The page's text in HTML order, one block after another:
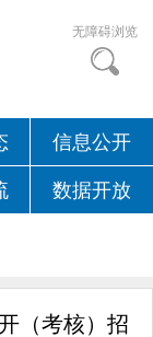
无障碍浏览
信息公开
数据开放
（考核）招